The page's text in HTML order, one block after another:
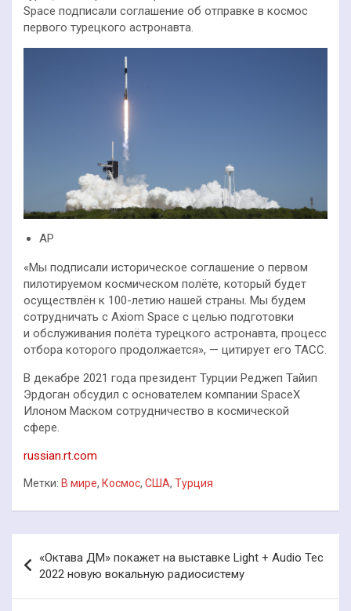
Space подписали соглашение об отправке в космос
первого турецкого астронавта.
AP
«Мы подписали историческое соглашение о первом
пилотируемом космическом полёте, который будет
осуществлён к 100-летию нашей страны. Мы будем
сотрудничать с Axiom Space с целью подготовки
и обслуживания полёта турецкого астронавта, процесс
отбора которого продолжается», — цитирует его ТАСС.
В декабре 2021 года президент Турции Реджеп Тайип
Эрдоган обсудил с основателем компании SpaceX
Илоном Маском сотрудничество в космической
сфере.
russian.rt.com
Метки: В мире, Космос, США, Турция
по
записям
«Октава ДМ» покажет на выставке Light + Audio Tec
2022 новую вокальную радиосистему